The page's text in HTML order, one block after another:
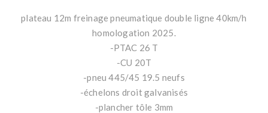
plateau 12m freinage pneumatique double ligne 40km/h
homologation 2025.
-PTAC 26 T
-CU 20T
-pneu 445/45 19.5 neufs
-échelons droit galvanisés
-plancher tôle 3mm